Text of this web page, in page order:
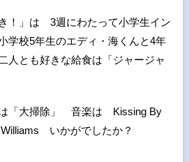
！」は 3週にわたって小学生イン
学校5年生のエディ・海くんと4年
人とも好きな給食は「ジャージャ
「大掃除」 音楽は Kissing By
いかがでしたか？